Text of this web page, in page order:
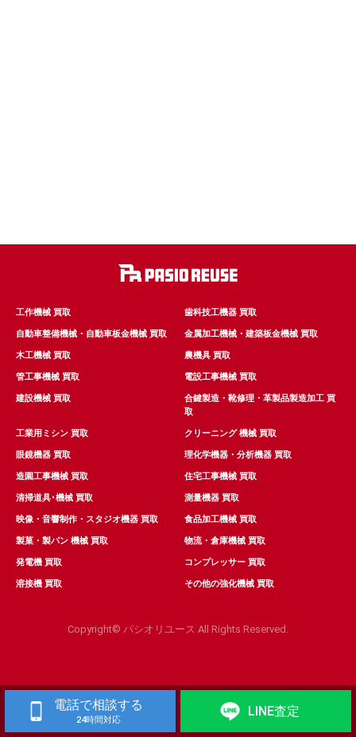
電話で相談する
24時間対応
LINE査定
工作機械 買取 歯科技工機器 買取
自動車整備機械・自動車板金機械 買取 金属加工機械・建築板金機械 買取
木工機械 買取 農機具 買取
管工事機械 買取 電設工事機械 買取
建設機械 買取
合鍵製造・靴修理・革製品製造加工 買
取
工業用ミシン 買取 クリーニング 機械 買取
眼鏡機器 買取 理化学機器・分析機器 買取
造園工事機械 買取 住宅工事機械 買取
清掃道具･機械 買取 測量機器 買取
映像・音響制作・スタジオ機器 買取 食品加工機械 買取
製菓・製パン 機械 買取 物流・倉庫機械 買取
発電機 買取 コンプレッサー 買取
溶接機 買取 その他の強化機械 買取
Copyright© パシオリユース All Rights Reserved.